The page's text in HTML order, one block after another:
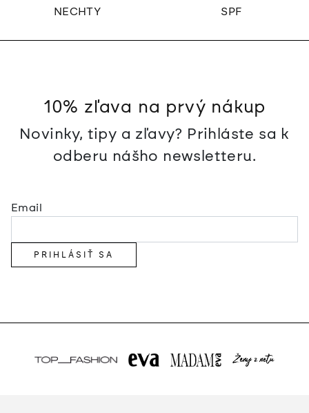
NECHTY SPF
10% zľava na prvý nákup
Novinky, tipy a zľavy? Prihláste sa k
odberu nášho newsletteru.
Email
PRIHLÁSIŤ SA